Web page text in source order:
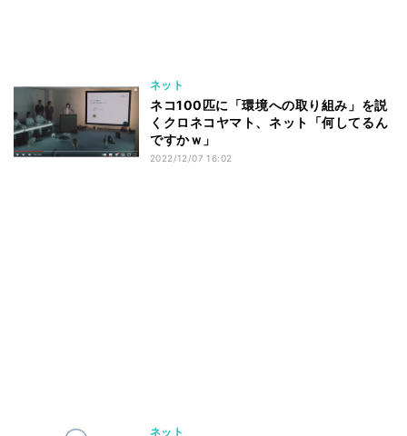
ネット
ネコ100匹に「環境への取り組み」を説
くクロネコヤマト、ネット「何してるん
ですかｗ」
2022/12/07 16:02
ネット